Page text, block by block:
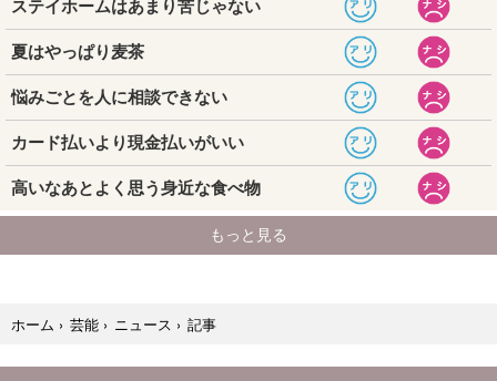
ホーム › 芸能 › ニュース › 記事